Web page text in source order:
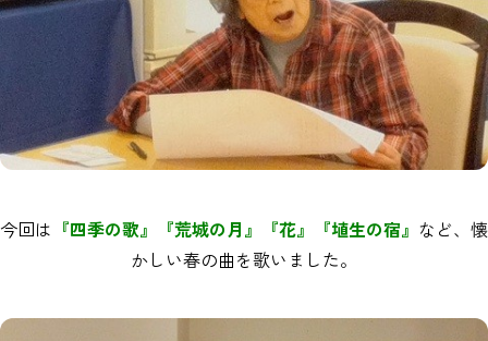
今回は 『四季の歌』『荒城の月』『花』『埴生の宿』 など、懐
かしい春の曲を歌いました。